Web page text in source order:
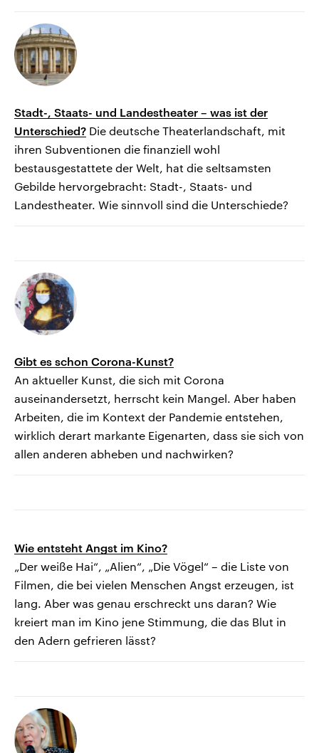
Stadt-, Staats- und Landestheater – was ist der
Unterschied? Die deutsche Theaterlandschaft, mit
ihren Subventionen die finanziell wohl
bestausgestattete der Welt, hat die seltsamsten
Gebilde hervorgebracht: Stadt-, Staats- und
Landestheater. Wie sinnvoll sind die Unterschiede?
Gibt es schon Corona-Kunst?
An aktueller Kunst, die sich mit Corona
auseinandersetzt, herrscht kein Mangel. Aber haben
Arbeiten, die im Kontext der Pandemie entstehen,
wirklich derart markante Eigenarten, dass sie sich von
allen anderen abheben und nachwirken?
Wie entsteht Angst im Kino?
„Der weiße Hai“, „Alien“, „Die Vögel“ – die Liste von
Filmen, die bei vielen Menschen Angst erzeugen, ist
lang. Aber was genau erschreckt uns daran? Wie
kreiert man im Kino jene Stimmung, die das Blut in
den Adern gefrieren lässt?